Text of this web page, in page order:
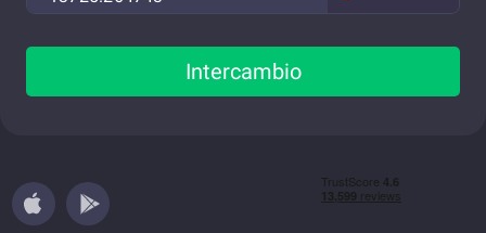
Intercambio